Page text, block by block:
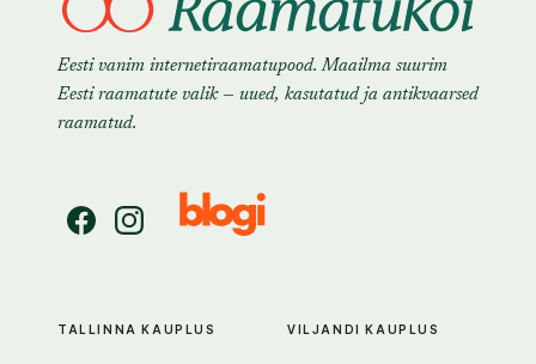
Eesti vanim internetiraamatupood. Maailma suurim
Eesti raamatute valik — uued, kasutatud ja antikvaarsed
raamatud.
TALLINNA KAUPLUS VILJANDI KAUPLUS